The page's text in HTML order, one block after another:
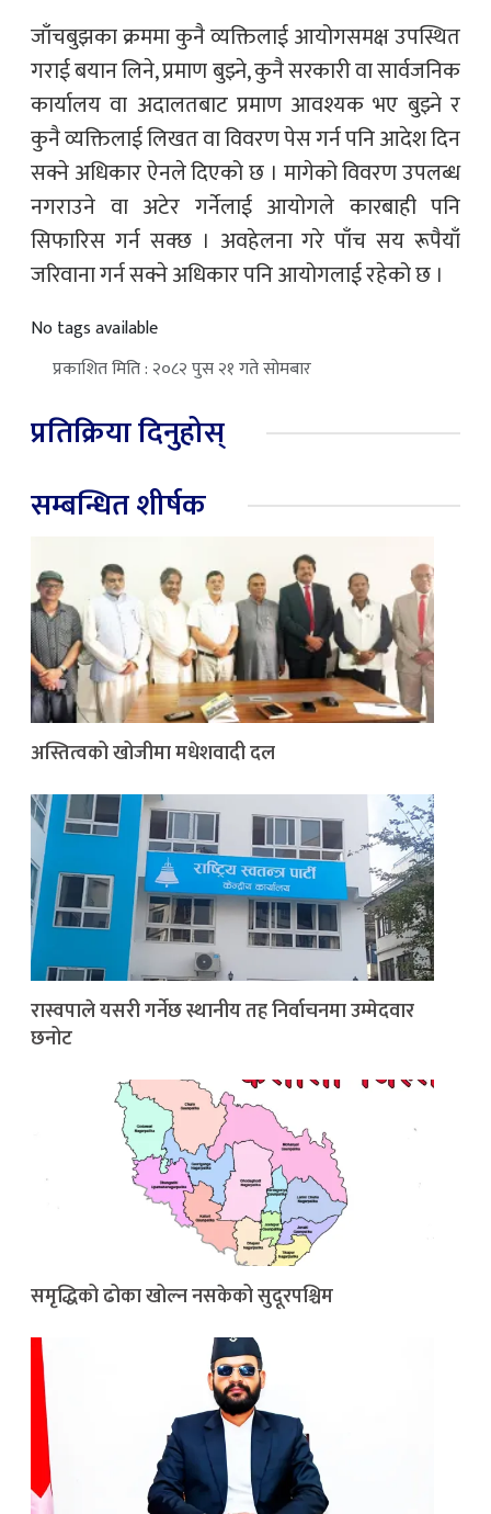
जाँचबुझका क्रममा कुनै व्यक्तिलाई आयोगसमक्ष उपस्थित
गराई बयान लिने, प्रमाण बुझ्ने, कुनै सरकारी वा सार्वजनिक
कार्यालय वा अदालतबाट प्रमाण आवश्यक भए बुझ्ने र
कुनै व्यक्तिलाई लिखत वा विवरण पेस गर्न पनि आदेश दिन
सक्ने अधिकार ऐनले दिएको छ । मागेको विवरण उपलब्ध
नगराउने वा अटेर गर्नेलाई आयोगले कारबाही पनि
सिफारिस गर्न सक्छ । अवहेलना गरे पाँच सय रूपैयाँ
जरिवाना गर्न सक्ने अधिकार पनि आयोगलाई रहेको छ ।
No tags available
प्रकाशित मिति : २०८२ पुस २१ गते सोमबार
प्रतिक्रिया दिनुहोस्
सम्बन्धित शीर्षक
अस्तित्वको खोजीमा मधेशवादी दल
रास्वपाले यसरी गर्नेछ स्थानीय तह निर्वाचनमा उम्मेदवार
छनोट
समृद्धिको ढोका खोल्न नसकेको सुदूरपश्चिम